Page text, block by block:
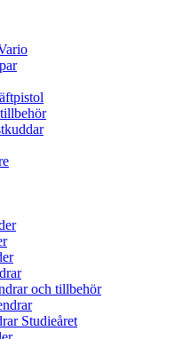
och tillbehör
Studieåret